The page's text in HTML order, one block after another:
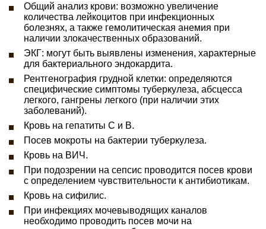
Общий анализ крови: возможно увеличение
количества лейкоцитов при инфекционных
болезнях, а также гемолитическая анемия при
наличии злокачественных образований.
ЭКГ: могут быть выявлены изменения, характерные
для бактериального эндокардита.
Рентгенография грудной клетки: определяются
специфические симптомы туберкулеза, абсцесса
легкого, гангрены легкого (при наличии этих
заболеваний).
Кровь на гепатиты С и В.
Посев мокроты на бактерии туберкулеза.
Кровь на ВИЧ.
При подозрении на сепсис проводится посев крови
с определением чувствительности к антибиотикам.
Кровь на сифилис.
При инфекциях мочевыводящих каналов
необходимо проводить посев мочи на